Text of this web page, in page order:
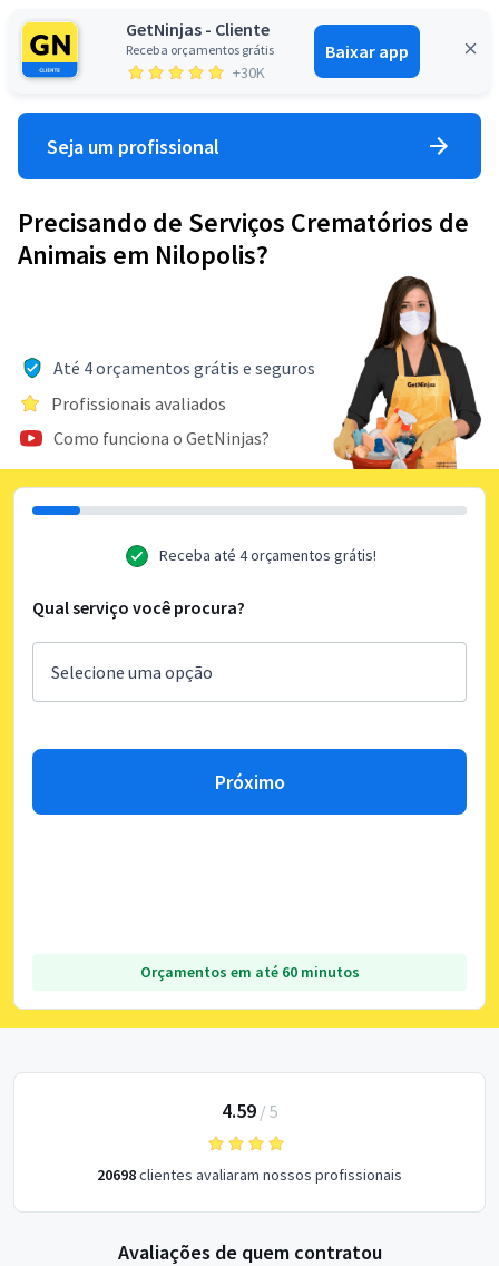
GetNinjas - Cliente
Receba orçamentos grátis
+30K
Baixar app
Entrar
Seja um profissional
Precisando de Serviços Crematórios de
Animais em Nilopolis?
Até 4 orçamentos grátis e seguros
Profissionais avaliados
Como funciona o GetNinjas?
Receba até 4 orçamentos grátis!
Qual serviço você procura?
Próximo
Orçamentos em até 60 minutos
4.59/ 5
20698clientes avaliaram nossos profissionais
Avaliações de quem contratou